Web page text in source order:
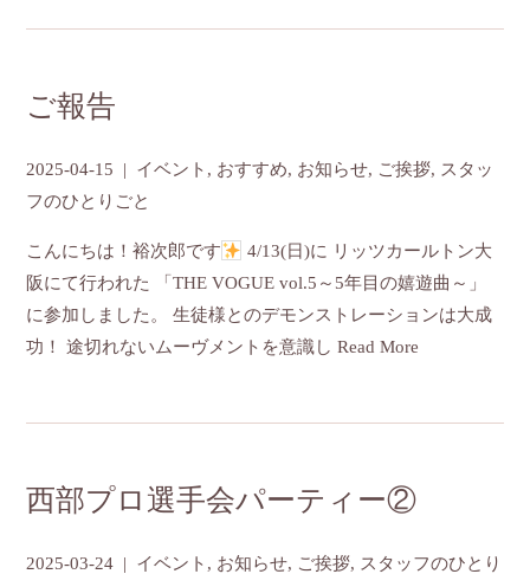
ご報告
2025-04-15 | イベント , おすすめ, お知らせ, ご挨拶, スタッ
フのひとりごと
こんにちは！裕次郎です
4/13(日)に リッツカールトン大
阪にて行われた 「THE VOGUE vol.5～5年目の嬉遊曲～」
に参加しました。 生徒様とのデモンストレーションは大成
功！ 途切れないムーヴメントを意識しRead More
西部プロ選手会パーティー②
2025-03-24 | イベント , お知らせ, ご挨拶, スタッフのひとり